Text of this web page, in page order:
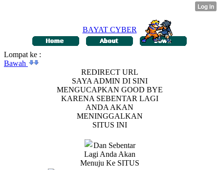
BAYAT CYBER
Lompat ke :
Bawah
REDIRECT URL
SAYA ADMIN DI SINI
MENGUCAPKAN GOOD BYE
KARENA SEBENTAR LAGI
ANDA AKAN
MENINGGALKAN
SITUS INI
Dan Sebentar
Lagi Anda Akan
Menuju Ke SITUS